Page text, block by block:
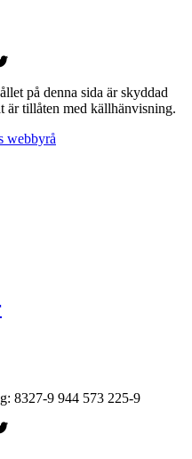
på denna sida är skyddad
är tillåten med källhänvisning.
webbyrå
8327-9 944 573 225-9